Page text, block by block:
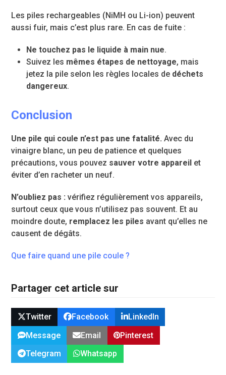
Les piles rechargeables (NiMH ou Li-ion) peuvent
aussi fuir, mais c’est plus rare. En cas de fuite :
Ne touchez pas le liquide à main nue.
Suivez les mêmes étapes de nettoyage, mais
jetez la pile selon les règles locales de déchets
dangereux.
Conclusion
Une pile qui coule n’est pas une fatalité. Avec du
vinaigre blanc, un peu de patience et quelques
précautions, vous pouvez sauver votre appareil et
éviter d’en racheter un neuf.
N’oubliez pas : vérifiez régulièrement vos appareils,
surtout ceux que vous n’utilisez pas souvent. Et au
moindre doute, remplacez les piles avant qu’elles ne
causent de dégâts.
Que faire quand une pile coule ?
Partager cet article sur
Twitter Facebook
LinkedIn
Message
Email
Pinterest
Telegram
Whatsapp